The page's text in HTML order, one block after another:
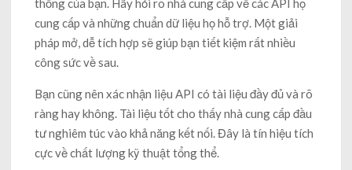
thống của bạn. Hãy hỏi rõ nhà cung cấp về các API họ
cung cấp và những chuẩn dữ liệu họ hỗ trợ. Một giải
pháp mở, dễ tích hợp sẽ giúp bạn tiết kiệm rất nhiều
công sức về sau.
Bạn cũng nên xác nhận liệu API có tài liệu đầy đủ và rõ
ràng hay không. Tài liệu tốt cho thấy nhà cung cấp đầu
tư nghiêm túc vào khả năng kết nối. Đây là tín hiệu tích
cực về chất lượng kỹ thuật tổng thể.